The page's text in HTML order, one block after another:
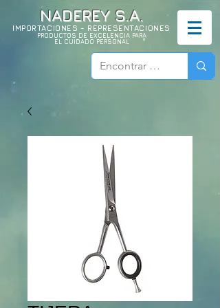
NADEREY S.A.
IMPORTACIONES - REPRESENTACIONES
PRODUCTOS DE EXCELENCIA PARA
EL CUIDADO PERSONAL